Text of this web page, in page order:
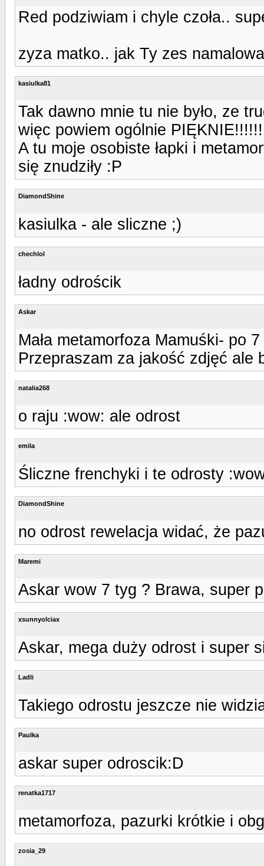
Red podziwiam i chyle czoła..
zyza matko.. jak Ty zes
kasiulka81
Tak dawno mnie tu nie było, ze
więc powiem ogólnie
A tu moje osobiste łapki i
się znudziły :P
DiamondShine
kasiulka - ale sliczne ;)
chechlol
ładny odrościk
Askar
Mała metamorfoza Mamuśki- po
Przepraszam za jakość zdjęć ale
natalia268
o raju :wow: ale odrost
emila
Śliczne frenchyki i te odrosty
DiamondShine
no odrost rewelacja widać, że
Maremi
Askar wow 7 tyg ? Brawa, super
xsunnyolciax
Askar, mega duży odrost i super
Ladli
Takiego odrostu jeszcze nie
Paulka
askar super odroscik:D
renatka1717
metamorfoza, pazurki krótkie i
zosia_29